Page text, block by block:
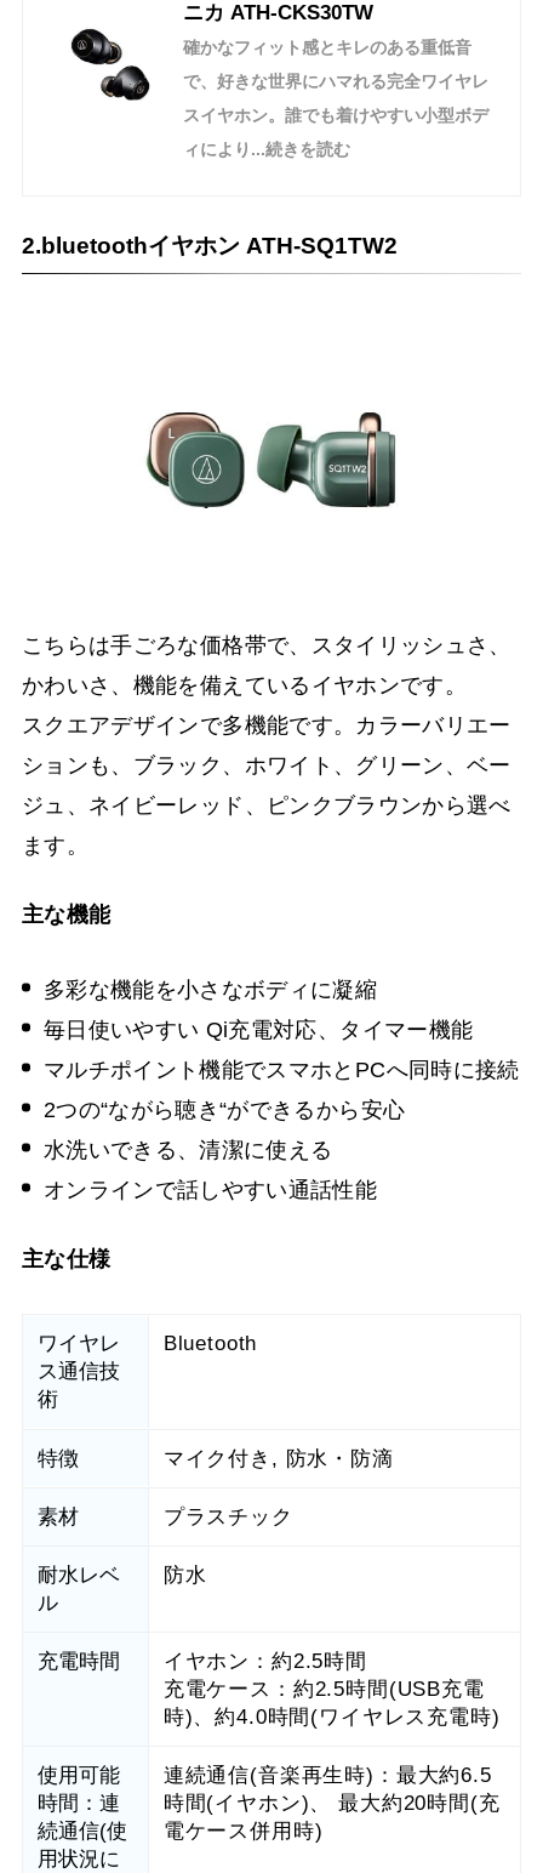
ニカ ATH-CKS30TW
確かなフィット感とキレのある重低音
で、好きな世界にハマれる完全ワイヤレ
スイヤホン。誰でも着けやすい小型ボデ
ィにより...続きを読む
2.bluetoothイヤホン ATH-SQ1TW2
こちらは手ごろな価格帯で、スタイリッシュさ、
かわいさ、機能を備えているイヤホンです。
スクエアデザインで多機能です。カラーバリエー
ションも、ブラック、ホワイト、グリーン、ベー
ジュ、ネイビーレッド、ピンクブラウンから選べ
ます。
主な機能
多彩な機能を小さなボディに凝縮
毎日使いやすい Qi充電対応、タイマー機能
マルチポイント機能でスマホとPCへ同時に接続
2つの“ながら聴き“ができるから安心
水洗いできる、清潔に使える
オンラインで話しやすい通話性能
主な仕様
ワイヤレ
ス通信技
術
Bluetooth
特徴 マイク付き, 防水・防滴
素材 プラスチック
耐水レベ
ル
防水
充電時間
イヤホン：約2.5時間
充電ケース：約2.5時間(USB充電
時)、約4.0時間(ワイヤレス充電時)
使用可能
時間：連
続通信(使
用状況に
連続通信(音楽再生時)：最大約6.5
時間(イヤホン)、 最大約20時間(充
電ケース併用時)